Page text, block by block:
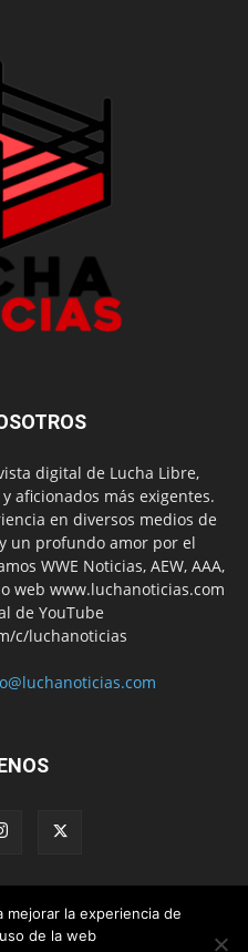
digital de Lucha Libre,
aficionados más exigentes.
en diversos medios de
un profundo amor por el
WWE Noticias, AEW, AAA,
web www.luchanoticias.com
de YouTube
c/luchanoticias
Lucha Libre Mexicana
nosotros
mejorar la experiencia de
de la web